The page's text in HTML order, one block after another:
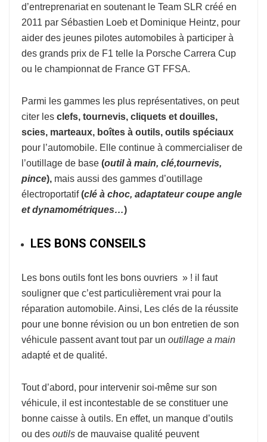
d’entreprenariat en soutenant le Team SLR créé en
2011 par Sébastien Loeb et Dominique Heintz, pour
aider des jeunes pilotes automobiles à participer à
des grands prix de F1 telle la Porsche Carrera Cup
ou le championnat de France GT FFSA.
Parmi les gammes les plus représentatives, on peut
citer les clefs, tournevis, cliquets et douilles,
scies, marteaux, boîtes à outils, outils spéciaux
pour l’automobile. Elle continue à commercialiser de
l’outillage de base (outil à main, clé,tournevis,
pince), mais aussi des gammes d’outillage
électroportatif (clé à choc, adaptateur coupe angle
et dynamométriques…)
LES BONS CONSEILS
Les bons outils font les bons ouvriers » ! il faut
souligner que c’est particulièrement vrai pour la
réparation automobile. Ainsi, Les clés de la réussite
pour une bonne révision ou un bon entretien de son
véhicule passent avant tout par un outillage a main
adapté et de qualité.
Tout d’abord, pour intervenir soi-même sur son
véhicule, il est incontestable de se constituer une
bonne caisse à outils. En effet, un manque d’outils
ou des outils de mauvaise qualité peuvent